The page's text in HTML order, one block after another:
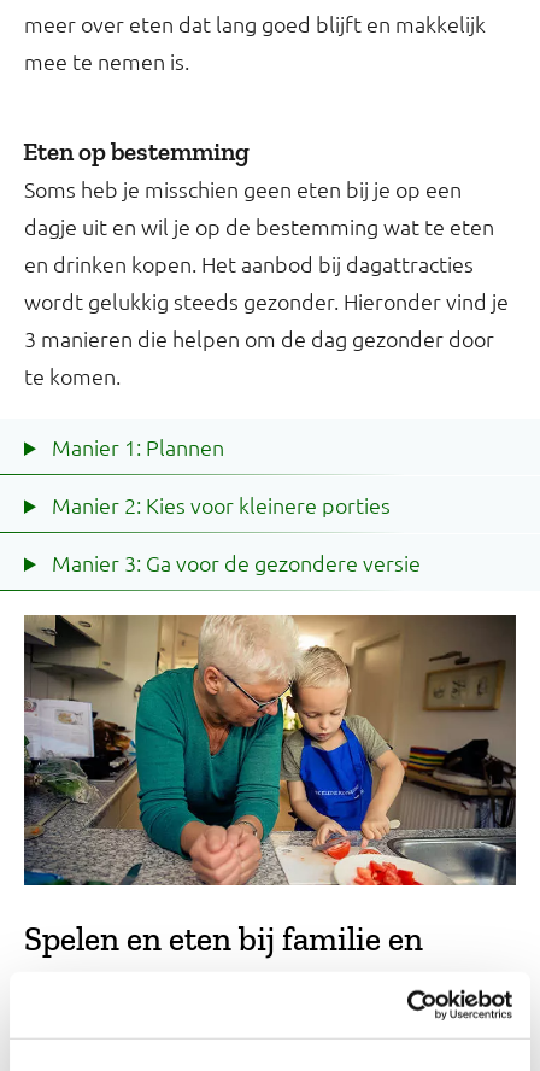
meer over eten dat lang goed blijft en makkelijk
mee te nemen is.
Eten op bestemming
Soms heb je misschien geen eten bij je op een
dagje uit en wil je op de bestemming wat te eten
en drinken kopen. Het aanbod bij dagattracties
wordt gelukkig steeds gezonder. Hieronder vind je
3 manieren die helpen om de dag gezonder door
te komen.
Manier 1: Plannen
Manier 2: Kies voor kleinere porties
Manier 3: Ga voor de gezondere versie
Spelen en eten bij familie en